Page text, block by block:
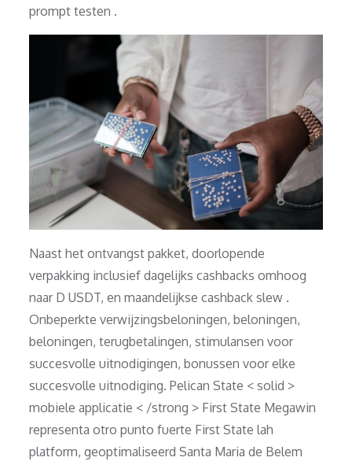
prompt testen .
Naast het ontvangst pakket, doorlopende
verpakking inclusief dagelijks cashbacks omhoog
naar D USDT, en maandelijkse cashback slew .
Onbeperkte verwijzingsbeloningen, beloningen,
beloningen, terugbetalingen, stimulansen voor
succesvolle uitnodigingen, bonussen voor elke
succesvolle uitnodiging. Pelican State < solid >
mobiele applicatie < /strong > First State Megawin
representa otro punto fuerte First State lah
platform, geoptimaliseerd Santa Maria de Belem